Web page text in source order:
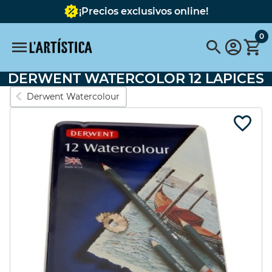
¡Precios exclusivos online!
Búsquedas populares
FABER CASTELL
Pebeo pebeo vitrail
Tavola
pastel schmincke Acuarela metalizada
Destacados
SET 6 COLORES
OPACOS 60ML
BASTIDOR
REDONDO CON
TELA 40 cms.
0
DERWENT WATERCOLOR 12 LAPICES
Derwent Watercolour